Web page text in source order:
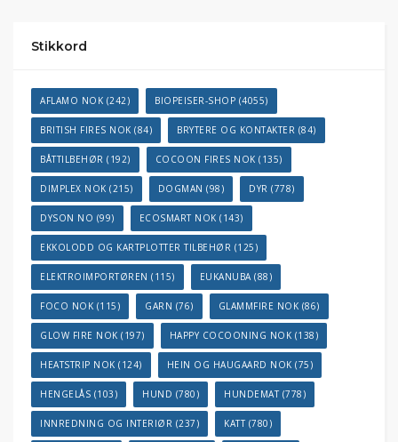
Stikkord
AFLAMO NOK (242) BIOPEISER-SHOP (4055)
BRITISH FIRES NOK (84) BRYTERE OG KONTAKTER (84)
BÅTTILBEHØR (192) COCOON FIRES NOK (135)
DIMPLEX NOK (215) DOGMAN (98) DYR (778)
DYSON NO (99) ECOSMART NOK (143)
EKKOLODD OG KARTPLOTTER TILBEHØR (125)
ELEKTROIMPORTØREN (115) EUKANUBA(88)
FOCO NOK (115) GARN (76) GLAMMFIRE NOK (86)
GLOW FIRE NOK (197) HAPPY COCOONING NOK (138)
HEATSTRIP NOK (124) HEIN OG HAUGAARD NOK (75)
HENGELÅS (103) HUND (780) HUNDEMAT(778)
INNREDNING OG INTERIØR (237) KATT(780)